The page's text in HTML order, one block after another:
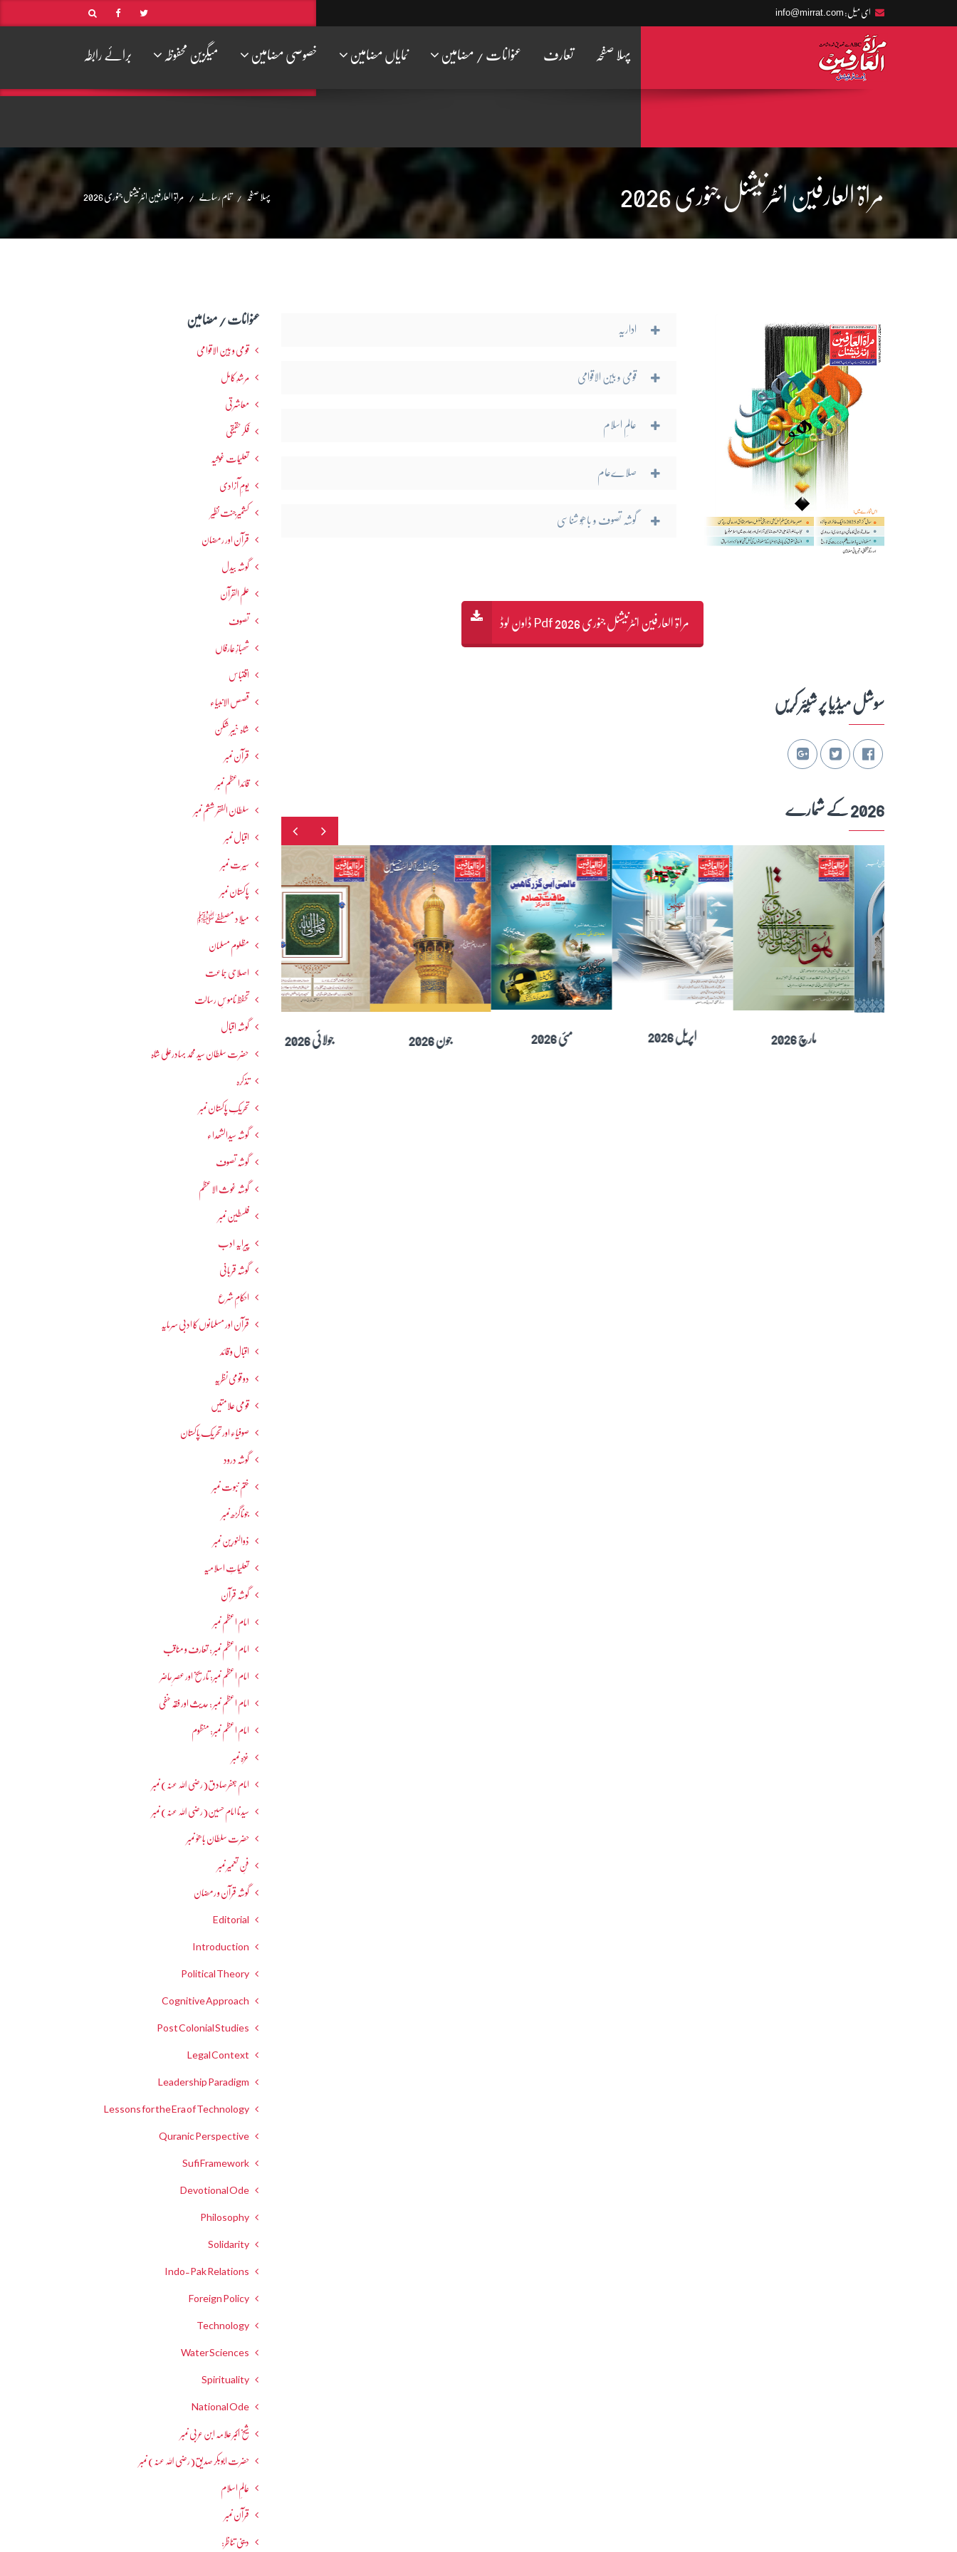
ای میل: info@mirrat.com
پہلا صفحہ تعارف عنوانات / مضامین نمایاں مضامین خصوصی مضامین میگزین محفوظہ برائے رابطہ
مراۃ العارفین انٹرنیشنل جنوری 2026 پہلا صفحہ تمام رسالے مراۃ العارفین انٹرنیشنل جنوری 2026
اداریہ
قومی و بین الاقوامی
عالمِ اسلام
صلاےعام
گوشہ تصوف و باھُو شناسی
مراۃ العارفین انٹرنیشنل جنوری 2026 Pdf ڈاون لوڈ
سوشل میڈیا پر شِیئر کریں
2026 کے شمارے
عنوانات / مضامین
قومی و بین الاقوامی
مرشدِ کامل
معاشرتی
فکرحقیقی
تعلیمات غوثیہ
یومِ آزادی
کشمیرجنت نظیر
قرآن اور رمضان
گوشہ بیدل
علم القرآن
تصوف
شھبازِ عارفاں
اقتباس
قصص الانبیاء
شاہ خیبر شکن
قرآن نمبر
قائداعظم نمبر
سلطان الفقر ششم نمبر
اقبال نمبر
سیرت نمبر
پاکستان نمبر
میلاد مصطفےٰﷺ
مظلوم مسلمان
اصلاحی جماعت
تحفظ ناموسِ رسالت
گوشہ اقبال
حضرت سلطان سید محمد بہادرعلی شاہ
تذکرہ
تحریکِ پاکستان نمبر
گوشہ سیدالشھداء
گوشہ تصوف
گوشہ غوث الاعظم
فلسطین نمبر
پیرایہ ادب
گوشہ قربانی
احکامِ شرع
قرآن اور مسلمانوں کا ادبی سرمایہ
اقبال و قائد
دو قومی نظریہ
قومی علامتیں
صوفیاء اور تحریک ِپاکستان
گوشہ درود
ختم نبوت نمبر
جوناگڑھ نمبر
ذوالنورین نمبر
تعلیماتِ اسلامیہ
گوشہ قرآن
امام اعظم نمبر
امام اعظم نمبر : تعارف و مناقب
امام اعظم نمبر: تاریخ اور عصرِ حاضر
امام اعظم نمبر : حدیث اور فقہ حنفی
امام اعظم نمبر: منظوم
غزہ نمبر
امام جعفرصادق(رضی اللہ عنہ) نمبر
سیدنا امام حسین(رضی اللہ عنہ) نمبر
حضرت سلطان باھوؒ نمبر
فنِ تعمیر نمبر
گوشہ قرآن و رمضان
Editorial
Introduction
Political Theory
Cognitive Approach
Post Colonial Studies
Legal Context
Leadership Paradigm
Lessons for the Era of Technology
Quranic Perspective
Sufi Framework
Devotional Ode
Philosophy
Solidarity
Indo-Pak Relations
Foreign Policy
Technology
Water Sciences
Spirituality
National Ode
شیخ اکبر علامہ ابن عربی نمبر
حضرت ابوبکر صدیق(رضی اللہ عنہ) نمبر
عالمِ اسلام
قرآن نمبر
دینی تناظر: